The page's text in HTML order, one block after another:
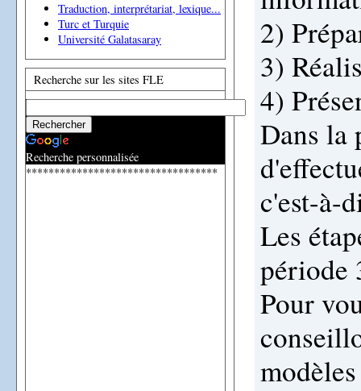
Traduction, interprétariat, lexique...
Turc et Turquie
Université Galatasaray
Recherche sur les sites FLE
Recherche personnalisée
**********************************
2)
3)
4)
Dans la
c'est-à-
Les
période
Pour